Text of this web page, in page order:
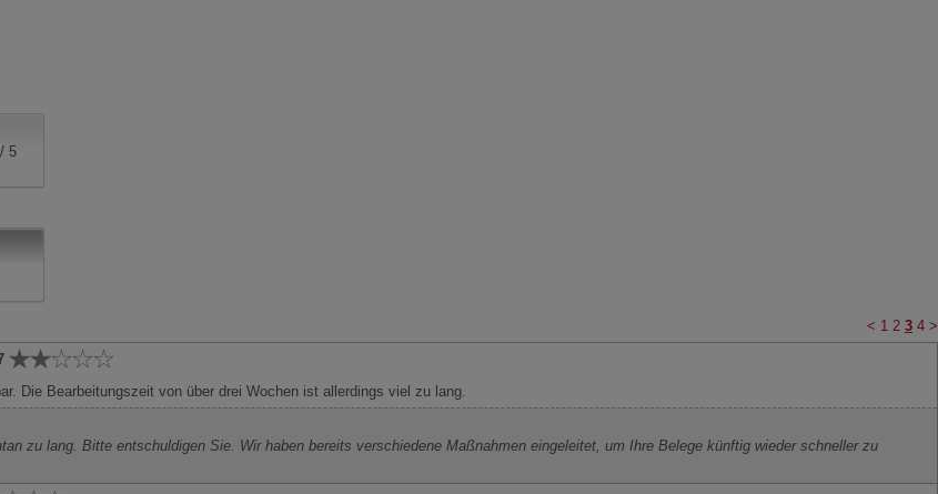
5
< 1 2 3 4 >
Die Bearbeitungszeit von über drei Wochen ist allerdings viel zu lang.
zu lang. Bitte entschuldigen Sie. Wir haben bereits verschiedene Maßnahmen eingeleitet, um Ihre Belege künftig wieder schneller zu